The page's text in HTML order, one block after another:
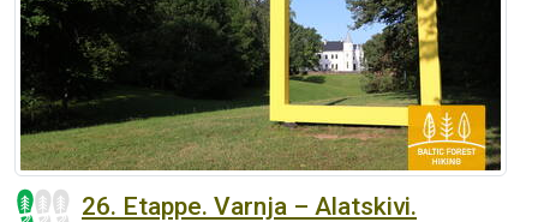
26. Etappe. Varnja – Alatskivi.